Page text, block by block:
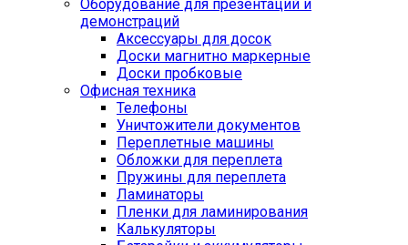
Оборудование для презентаций и
демонстраций
Аксессуары для досок
Доски магнитно маркерные
Доски пробковые
Офисная техника
Телефоны
Уничтожители документов
Переплетные машины
Обложки для переплета
Пружины для переплета
Ламинаторы
Пленки для ламинирования
Калькуляторы